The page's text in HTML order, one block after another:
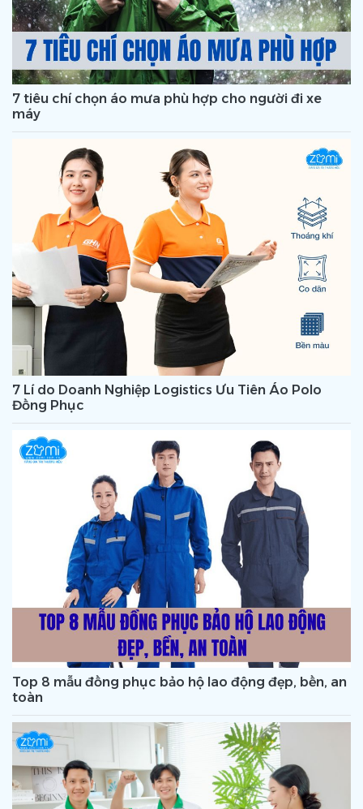
7 tiêu chí chọn áo mưa phù hợp cho người đi xe
máy
7 Lí do Doanh Nghiệp Logistics Ưu Tiên Áo Polo
Đồng Phục
Top 8 mẫu đồng phục bảo hộ lao động đẹp, bền, an
toàn